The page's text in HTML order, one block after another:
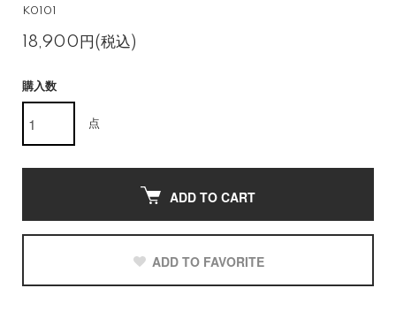
K0101
18,900円(税込)
購入数
点
ADD TO CART
ADD TO FAVORITE